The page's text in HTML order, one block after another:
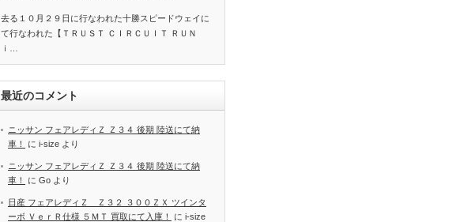
去る１０月２９日に行なわれた十勝スピードウェイに
て行なわれた【ＴＲＵＳＴ ＣＩＲＣＵＩＴ ＲＵＮ
ｉ…
最近のコメント
ニッサン フェアレディＺ Ｚ３４ 後期 陸送にて納
車！
に i-size より
ニッサン フェアレディＺ Ｚ３４ 後期 陸送にて納
車！
に Go より
日産 フェアレディＺ Ｚ３２ ３００ＺＸ ツインタ
ーボ ＶｅｒＲ仕様 ５ＭＴ 買取にて入庫！
に i-size